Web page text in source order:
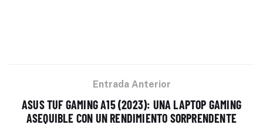
Entrada Anterior
ASUS TUF GAMING A15 (2023): UNA LAPTOP GAMING
ASEQUIBLE CON UN RENDIMIENTO SORPRENDENTE